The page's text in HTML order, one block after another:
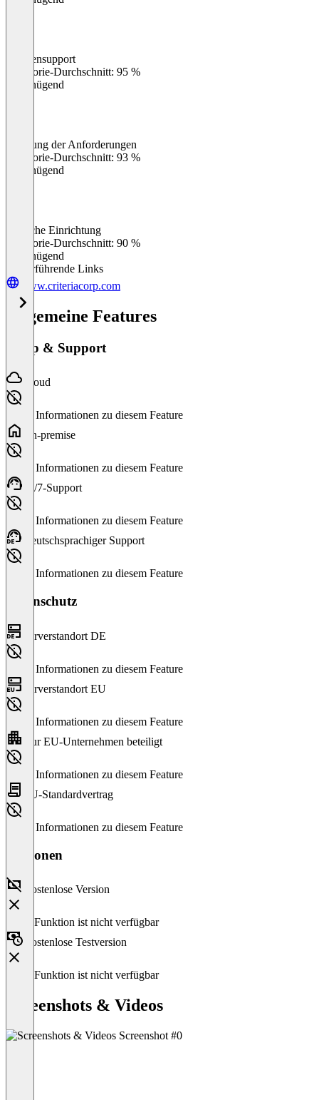
Kundensupport
Kategorie-Durchschnitt: 95 %
Ungenügend
Erfüllung der Anforderungen
Kategorie-Durchschnitt: 93 %
Ungenügend
Einfache Einrichtung
Kategorie-Durchschnitt: 90 %
Ungenügend
Weiterführende Links
www.criteriacorp.com
Allgemeine Features
Setup & Support
Cloud
Keine Informationen zu diesem Feature
On-premise
Keine Informationen zu diesem Feature
24/7-Support
Keine Informationen zu diesem Feature
Deutschsprachiger Support
Keine Informationen zu diesem Feature
Datenschutz
Serverstandort DE
Keine Informationen zu diesem Feature
Serverstandort EU
Keine Informationen zu diesem Feature
Nur EU-Unternehmen beteiligt
Keine Informationen zu diesem Feature
EU-Standardvertrag
Keine Informationen zu diesem Feature
Versionen
Kostenlose Version
Diese Funktion ist nicht verfügbar
Kostenlose Testversion
Diese Funktion ist nicht verfügbar
Screenshots & Videos